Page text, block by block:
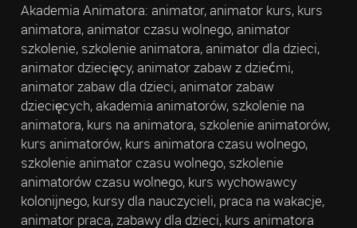
Akademia Animatora: animator, animator kurs, kurs
animatora, animator czasu wolnego, animator
szkolenie, szkolenie animatora, animator dla dzieci,
animator dziecięcy, animator zabaw z dziećmi,
animator zabaw dla dzieci, animator zabaw
dziecięcych, akademia animatorów, szkolenie na
animatora, kurs na animatora, szkolenie animatorów,
kurs animatorów, kurs animatora czasu wolnego,
szkolenie animator czasu wolnego, szkolenie
animatorów czasu wolnego, kurs wychowawcy
kolonijnego, kursy dla nauczycieli, praca na wakacje,
animator praca, zabawy dla dzieci, kurs animatora